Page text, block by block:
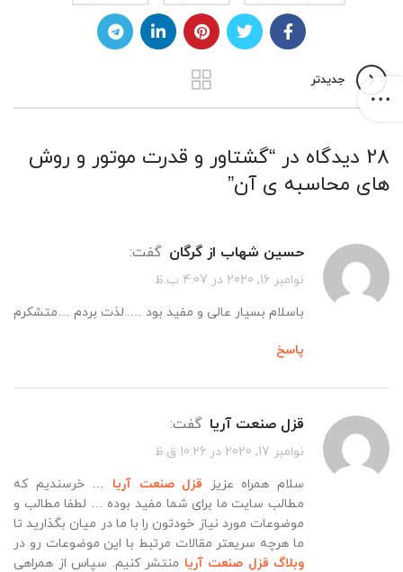
جدیدتر
28 دیدگاه در “
گشتاور و قدرت موتور و روش
های محاسبه ی آن”
حسین شهاب از گرگان گفت:
نوامبر 16, 2020 در 4:07 ب.ظ
باسلام بسیار عالی و مفید بود …..لذت بردم …متشکرم
پاسخ
قزل صنعت آریا گفت:
نوامبر 17, 2020 در 10:26 ق.ظ
سلام همراه عزیز قزل صنعت آریا … خرسندیم که
مطالب سایت ما برای شما مفید بوده … لطفا مطالب و
موضوعات مورد نیاز خودتون را با ما در میان بگذارید تا
ما هرچه سریعتر مقالات مرتبط با این موضوعات رو در
وبلاگ قزل صنعت آریا منتشر کنیم. سپاس از همراهی